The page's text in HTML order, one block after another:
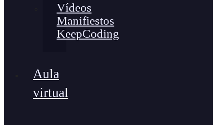
Vídeos
Manifiestos
KeepCoding
Aula
virtual